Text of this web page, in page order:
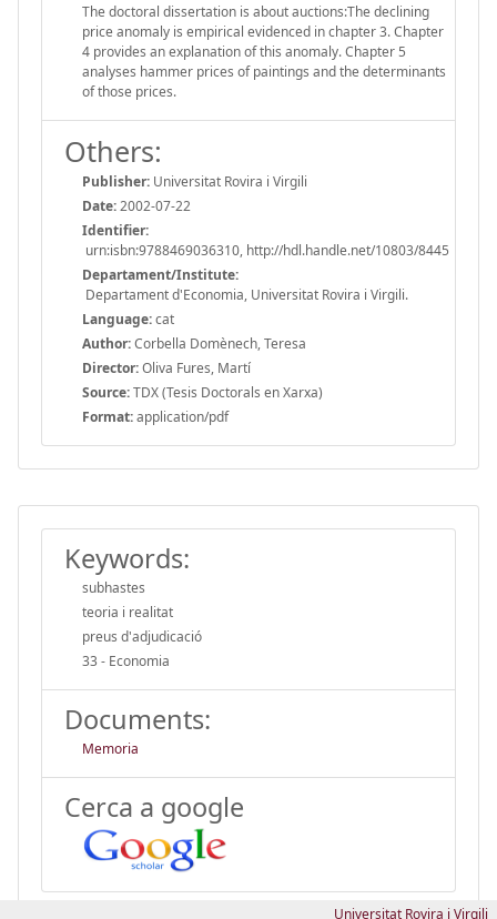
The doctoral dissertation is about auctions:The declining
price anomaly is empirical evidenced in chapter 3. Chapter
4 provides an explanation of this anomaly. Chapter 5
analyses hammer prices of paintings and the determinants
of those prices.
Others:
Publisher: Universitat Rovira i Virgili
Date:2002-07-22
Identifier:
urn:isbn:9788469036310, http://hdl.handle.net/10803/8445
Departament/Institute:
Departament d'Economia, Universitat Rovira i Virgili.
Language:cat
Author:Corbella Domènech, Teresa
Director:Oliva Fures, Martí
Source:TDX (Tesis Doctorals en Xarxa)
Format:application/pdf
Keywords:
subhastes
teoria i realitat
preus d'adjudicació
33 - Economia
Documents:
Memoria
Cerca a google
Universitat Rovira i Virgili